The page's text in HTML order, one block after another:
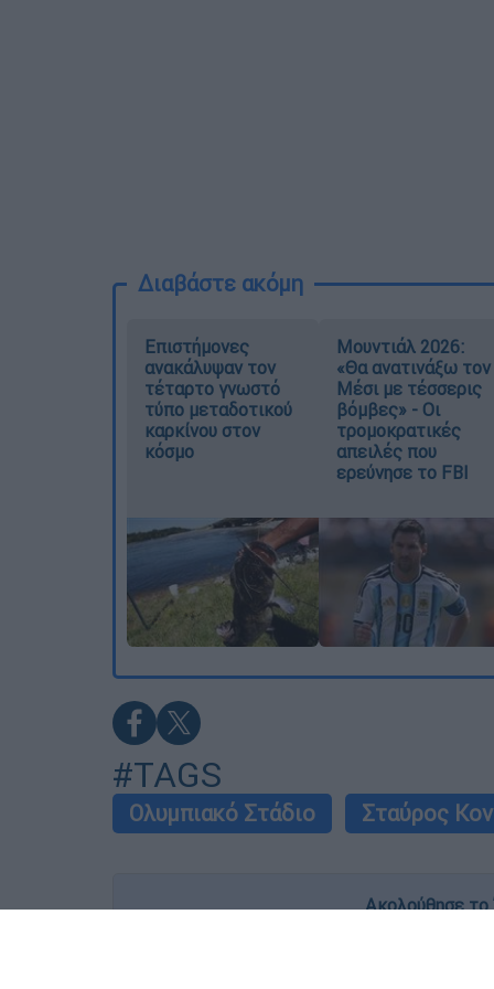
Διαβάστε ακόμη
Επιστήμονες
ανακάλυψαν τον
τέταρτο γνωστό
τύπο μεταδοτικού
καρκίνου στον
κόσμο
Μουντιάλ 2026:
«Θα ανατινάξω τον
Μέσι με τέσσερις
βόμβες» - Οι
τρομοκρατικές
απειλές που
ερεύνησε το FBI
#TAGS
Ολυμπιακό Στάδιο Σταύρος
Ακολούθησε το